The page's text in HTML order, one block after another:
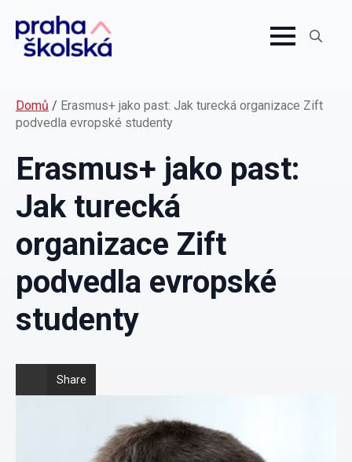
Domů / Erasmus+ jako past: Jak turecká organizace Zift
podvedla evropské studenty
Erasmus+ jako past:
Jak turecká
organizace Zift
podvedla evropské
studenty
Share